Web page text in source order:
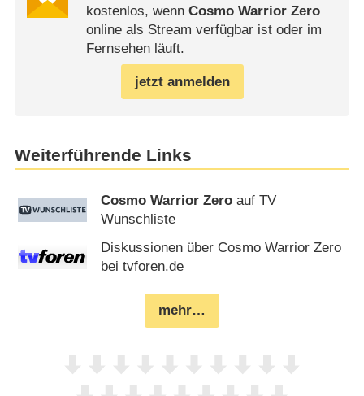
kostenlos, wenn Cosmo Warrior Zero
online als Stream verfügbar ist oder im
Fernsehen läuft.
jetzt anmelden
Weiterführende Links
Cosmo Warrior Zero auf TV
Wunschliste
Diskussionen über Cosmo Warrior Zero
bei tvforen.de
mehr…